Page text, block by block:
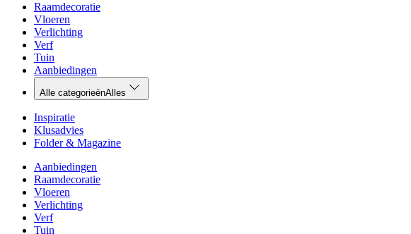
Raamdecoratie
Vloeren
Verlichting
Verf
Tuin
Aanbiedingen
Alle categorieënAlles
Inspiratie
Klusadvies
Folder & Magazine
Aanbiedingen
Raamdecoratie
Vloeren
Verlichting
Verf
Tuin